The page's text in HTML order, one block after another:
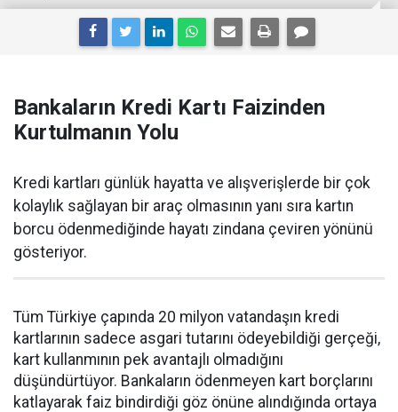
Bankaların Kredi Kartı Faizinden
Kurtulmanın Yolu
Kredi kartları günlük hayatta ve alışverişlerde bir çok
kolaylık sağlayan bir araç olmasının yanı sıra kartın
borcu ödenmediğinde hayatı zindana çeviren yönünü
gösteriyor.
Tüm Türkiye çapında 20 milyon vatandaşın kredi
kartlarının sadece asgari tutarını ödeyebildiği gerçeği,
kart kullanmının pek avantajlı olmadığını
düşündürtüyor. Bankaların ödenmeyen kart borçlarını
katlayarak faiz bindirdiği göz önüne alındığında ortaya